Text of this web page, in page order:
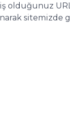
olduğunuz
sitemizde